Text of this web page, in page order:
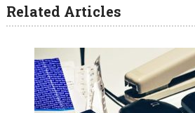
Related Articles